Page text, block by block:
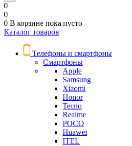
0
0
0 В корзине пока пусто
Каталог товаров
Телефоны и смартфоны
Смартфоны
Apple
Samsung
Xiaomi
Honor
Tecno
Realme
POCO
Huawei
ITEL